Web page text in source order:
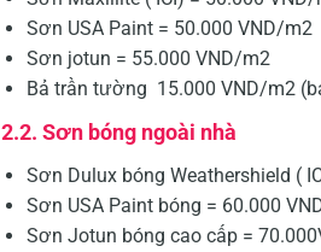
Sơn USA Paint = 50.000 VND/m2
Sơn jotun = 55.000 VND/m2
Bả trần tường 15.000 VND/m2
2.2. Sơn bóng ngoài nhà
Sơn Dulux bóng Weathershield (
Sơn USA Paint bóng = 60.000
Sơn Jotun bóng cao cấp =